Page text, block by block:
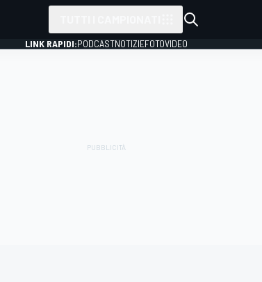
LINK RAPIDI:PODCASTNOTIZIEFOTOVIDEO